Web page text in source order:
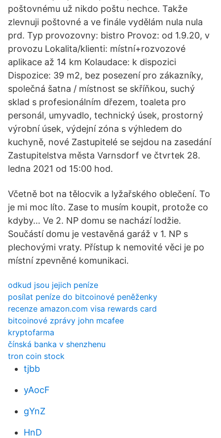
poštovnému už nikdo poštu nechce. Takže
zlevnuji poštovné a ve finále vydělám nula nula
prd. Typ provozovny: bistro Provoz: od 1.9.20, v
provozu Lokalita/klienti: místní+rozvozové
aplikace až 14 km Kolaudace: k dispozici
Dispozice: 39 m2, bez posezení pro zákazníky,
společná šatna / místnost se skříňkou, suchý
sklad s profesionálním dřezem, toaleta pro
personál, umyvadlo, technický úsek, prostorný
výrobní úsek, výdejní zóna s výhledem do
kuchyně, nové Zastupitelé se sejdou na zasedání
Zastupitelstva města Varnsdorf ve čtvrtek 28.
ledna 2021 od 15:00 hod.
Včetně bot na tělocvik a lyžařského oblečení. To
je mi moc líto. Zase to musím koupit, protože co
kdyby… Ve 2. NP domu se nachází lodžie.
Součástí domu je vestavěná garáž v 1. NP s
plechovými vraty. Přístup k nemovité věci je po
místní zpevněné komunikaci.
odkud jsou jejich peníze
posílat peníze do bitcoinové peněženky
recenze amazon.com visa rewards card
bitcoinové zprávy john mcafee
kryptofarma
čínská banka v shenzhenu
tron coin stock
tjbb
yAocF
gYnZ
HnD